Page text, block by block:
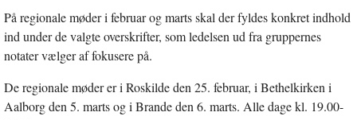
På regionale møder i februar og marts skal der fyldes konkret indhold
ind under de valgte overskrifter, som ledelsen ud fra gruppernes
notater vælger af fokusere på.
De regionale møder er i Roskilde den 25. februar, i Bethelkirken i
Aalborg den 5. marts og i Brande den 6. marts. Alle dage kl. 19.00-